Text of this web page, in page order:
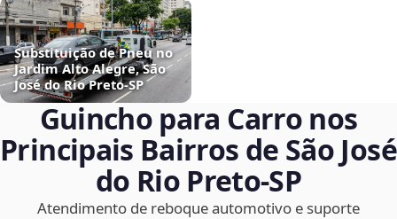
Substituição de Pneu no
Jardim Alto Alegre, São
José do Rio Preto‑SP
Guincho para Carro nos
Principais Bairros de São José
do Rio Preto‑SP
Atendimento de reboque automotivo e suporte